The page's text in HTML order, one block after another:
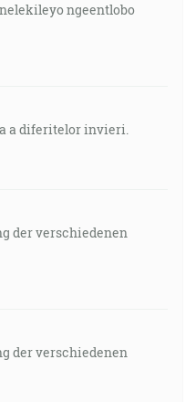
ngeentlobo
a diferitelor invieri.
der verschiedenen
der verschiedenen